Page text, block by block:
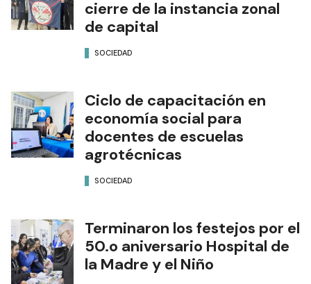
cierre de la instancia zonal
de capital
SOCIEDAD
Ciclo de capacitación en
economía social para
docentes de escuelas
agrotécnicas
SOCIEDAD
Terminaron los festejos por el
50.o aniversario Hospital de
la Madre y el Niño